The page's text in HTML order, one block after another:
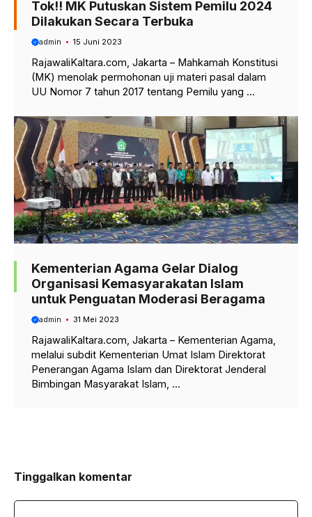
Tok!! MK Putuskan Sistem Pemilu 2024
Dilakukan Secara Terbuka
admin 15 Juni 2023
RajawaliKaltara.com, Jakarta – Mahkamah Konstitusi
(MK) menolak permohonan uji materi pasal dalam
UU Nomor 7 tahun 2017 tentang Pemilu yang ...
Kementerian Agama Gelar Dialog
Organisasi Kemasyarakatan Islam
untuk Penguatan Moderasi Beragama
admin 31 Mei 2023
RajawaliKaltara.com, Jakarta – Kementerian Agama,
melalui subdit Kementerian Umat Islam Direktorat
Penerangan Agama Islam dan Direktorat Jenderal
Bimbingan Masyarakat Islam, ...
Tinggalkan komentar